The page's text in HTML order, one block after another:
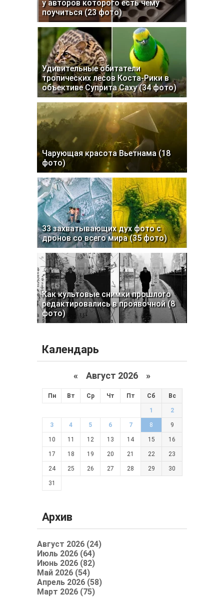
у авторов которого есть чему
поучиться (23 фото)
Удивительные обитатели
тропических лесов Коста-Рики в
объективе Суприта Саху (34 фото)
Чарующая красота Вьетнама (18
фото)
33 захватывающих дух фото с
дронов со всего мира (35 фото)
Как культовые снимки прошлого
редактировались в проявочной (8
фото)
Календарь
« Август 2026 »
Пн Вт Ср Чт Пт Сб Вс
1 2
3 4 5 6 7 8 9
10 11 12 13 14 15 16
17 18 19 20 21 22 23
24 25 26 27 28 29 30
31
Архив
Август 2026 (24)
Июль 2026 (64)
Июнь 2026 (82)
Май 2026 (54)
Апрель 2026 (58)
Март 2026 (75)